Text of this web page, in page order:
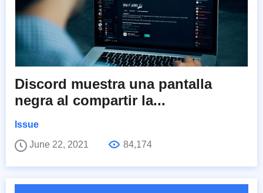
Discord muestra una pantalla
negra al compartir la...
Issue
June 22, 2021
84,174